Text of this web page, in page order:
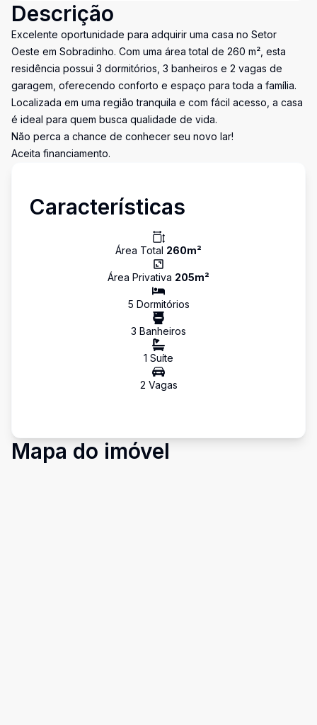
Descrição
Excelente oportunidade para adquirir uma casa no Setor
Oeste em Sobradinho. Com uma área total de 260 m², esta
residência possui 3 dormitórios, 3 banheiros e 2 vagas de
garagem, oferecendo conforto e espaço para toda a família.
Localizada em uma região tranquila e com fácil acesso, a casa
é ideal para quem busca qualidade de vida.
Não perca a chance de conhecer seu novo lar!
Aceita financiamento.
Características
Área Total 260m²
Área Privativa 205m²
5 Dormitórios
3 Banheiros
1 Suíte
2 Vagas
Mapa do imóvel